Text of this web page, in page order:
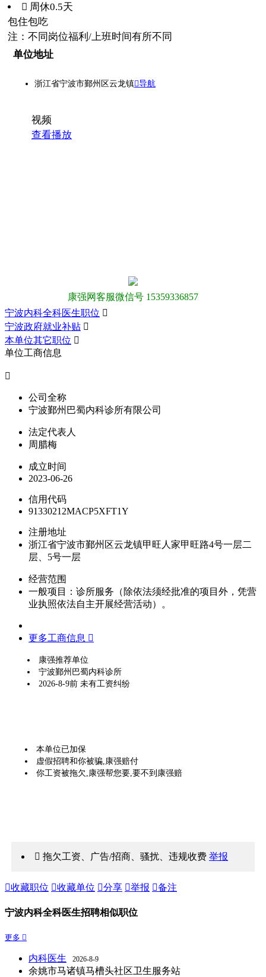
 周休0.5天
包住包吃
注：不同岗位福利/上班时间有所不同
单位地址
浙江省宁波市鄞州区云龙镇导航
视频
查看播放
康强网客服微信号 15359336857
宁波内科全科医生职位 
宁波政府就业补贴 
本单位其它职位 
单位工商信息

公司全称
宁波鄞州巴蜀内科诊所有限公司
法定代表人
周腊梅
成立时间
2023-06-26
信用代码
91330212MACP5XFT1Y
注册地址
浙江省宁波市鄞州区云龙镇甲旺人家甲旺路4号一层二
层、5号一层
经营范围
一般项目：诊所服务（除依法须经批准的项目外，凭营
业执照依法自主开展经营活动）。
更多工商信息 
康强推荐单位
宁波鄞州巴蜀内科诊所
2026-8-9前 未有工资纠纷
本单位已加保
虚假招聘和你被骗,康强赔付
你工资被拖欠,康强帮您要,要不到康强赔
 拖欠工资、广告/招商、骚扰、违规收费举报
收藏职位 收藏单位 分享 举报 备注
宁波内科全科医生招聘相似职位
更多 
内科医生 2026-8-9
余姚市马诸镇马槽头社区卫生服务站